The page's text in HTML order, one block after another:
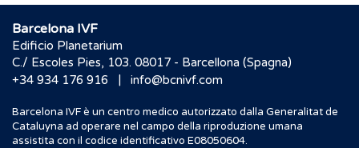
Barcelona IVF
Edificio Planetarium
C./ Escoles Pies, 103. 08017 - Barcellona (Spagna)
+34 934 176 916
| info@bcnivf.com
Barcelona IVF è un centro medico autorizzato dalla Generalitat de
Cataluyna ad operare nel campo della riproduzione umana
assistita con il codice identificativo E08050604.